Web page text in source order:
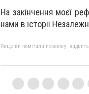
На закінчення моєї
нами в історії
Якщо ви помітили помилку, виділіть